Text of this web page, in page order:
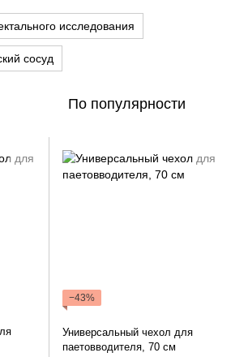
исследования
сосуд
По популярности
−43%
Универсальный чехол для
паетовводителя, 70 см